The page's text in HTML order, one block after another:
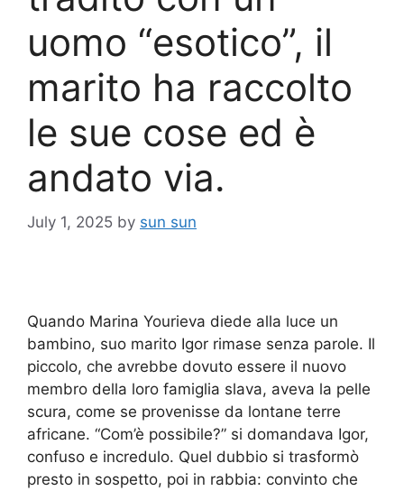
uomo “esotico”, il
marito ha raccolto
le sue cose ed è
andato via.
July 1, 2025 by sun sun
Quando Marina Yourieva diede alla luce un
bambino, suo marito Igor rimase senza parole. Il
piccolo, che avrebbe dovuto essere il nuovo
membro della loro famiglia slava, aveva la pelle
scura, come se provenisse da lontane terre
africane. “Com’è possibile?” si domandava Igor,
confuso e incredulo. Quel dubbio si trasformò
presto in sospetto, poi in rabbia: convinto che